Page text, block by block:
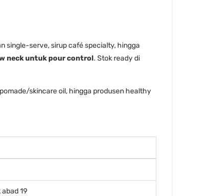
single-serve, sirup café specialty, hingga
neck untuk pour control. Stok ready di
skincare oil, hingga produsen healthy
19